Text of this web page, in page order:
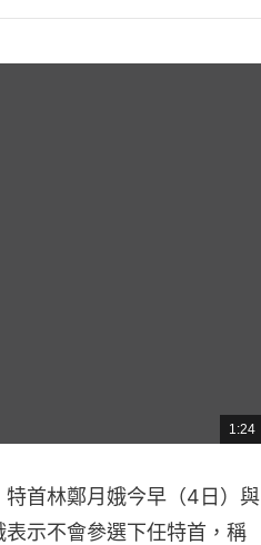
總
共
1:24
首林鄭月娥今早（4日）與
示不會參選下任特首，稱